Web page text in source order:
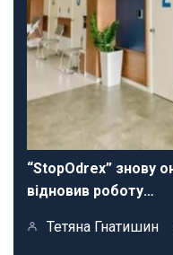
“StopOdrex” знову
відновив роботу…
Тетяна Гнатишин